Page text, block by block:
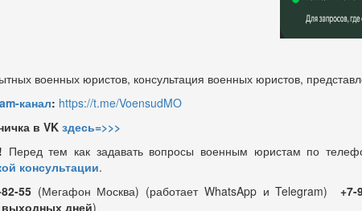
военных юристов, консультация военных юристов,
канал: https://t.me/VoensudMO
в VK здесь=>>>
Перед тем как задавать вопросы военным юристам по
консультации.
55 (Мегафон Москва) (работает WhatsApp и Telegram) +7-
дней)